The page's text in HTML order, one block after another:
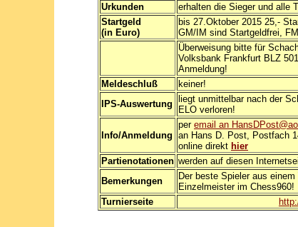
Urkunden
erhalten die Sieger und alle
Startgeld
(in Euro)
bis 27.Oktober 2015 25,-
GM/IM sind Startgeldfrei,
Überweisung bitte für
Volksbank Frankfurt BLZ
Anmeldung!
Meldeschluß
keiner!
IPS-Auswertung
liegt unmittelbar nach der
ELO verloren!
Info/Anmeldung
per email an
an Hans D. Post, Postfach
online direkt hier
Partienotationen werden auf diesen
Bemerkungen
Der beste Spieler aus
Einzelmeister im Chess960!
Turnierseite